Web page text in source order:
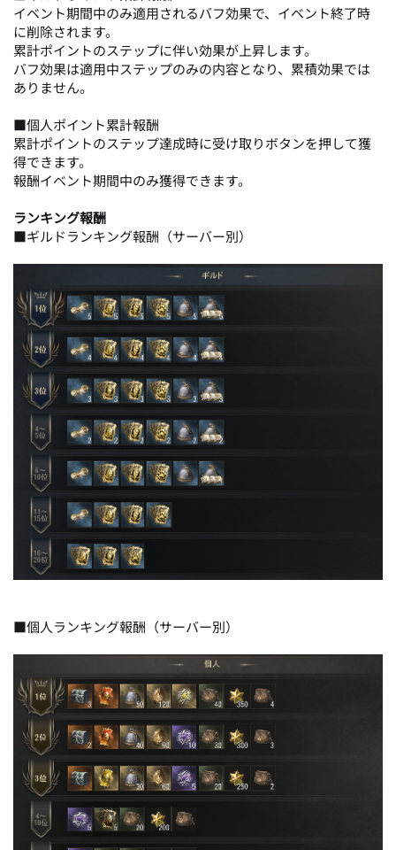
イベント期間中のみ適用されるバフ効果で、イベント終了時
に削除されます。
累計ポイントのステップに伴い効果が上昇します。
バフ効果は適用中ステップのみの内容となり、累積効果では
ありません。
■個人ポイント累計報酬
累計ポイントのステップ達成時に受け取りボタンを押して獲
得できます。
報酬イベント期間中のみ獲得できます。
ランキング報酬
■ギルドランキング報酬（サーバー別）
■個人ランキング報酬（サーバー別）